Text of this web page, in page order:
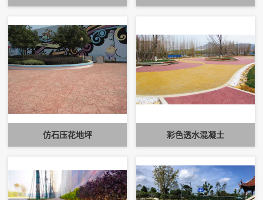
仿石压花地坪 彩色透水混凝土